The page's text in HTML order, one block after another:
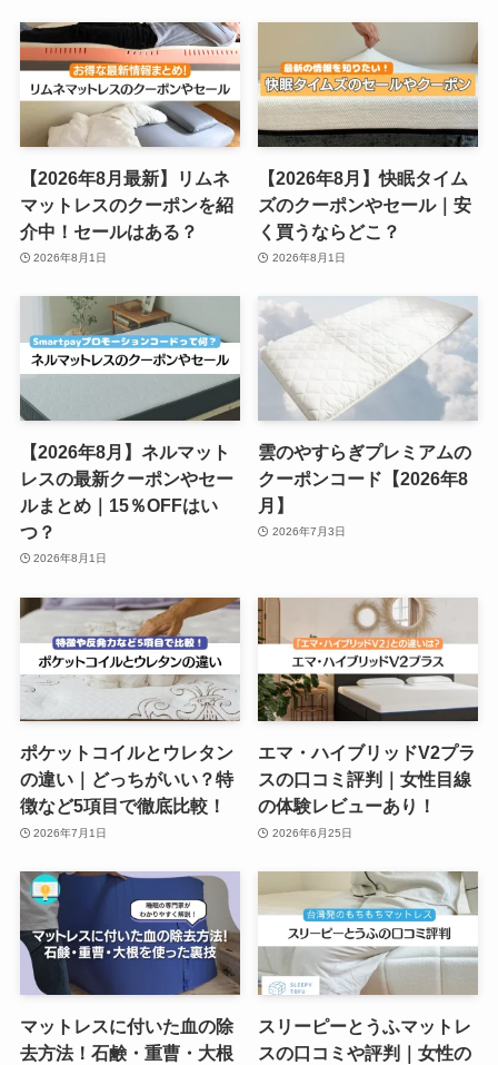
【2026年8月最新】リムネ
マットレスのクーポンを紹
介中！セールはある？
2026年8月1日
【2026年8月】快眠タイム
ズのクーポンやセール｜安
く買うならどこ？
2026年8月1日
【2026年8月】ネルマット
レスの最新クーポンやセー
ルまとめ｜15％OFFはい
つ？
2026年8月1日
雲のやすらぎプレミアムの
クーポンコード【2026年8
月】
2026年7月3日
ポケットコイルとウレタン
の違い｜どっちがいい？特
徴など5項目で徹底比較！
2026年7月1日
エマ・ハイブリッドV2プラ
スの口コミ評判｜女性目線
の体験レビューあり！
2026年6月25日
マットレスに付いた血の除
去方法！石鹸・重曹・大根
スリーピーとうふマットレ
スの口コミや評判｜女性の